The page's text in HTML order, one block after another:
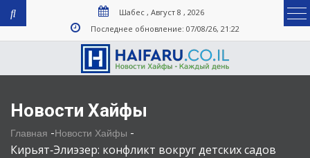
Шабес , Август 8 , 2026
Последнее обновление: 07/08/26, 21:22
Новости Хайфы
Главная -Новости Хайфы -
Кирьят‑Элиэзер: конфликт вокруг детских садов